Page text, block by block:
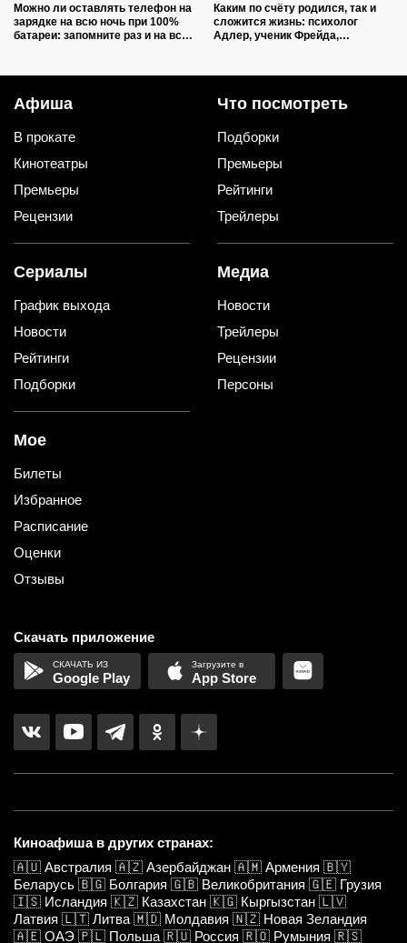
Можно ли оставлять телефон на
зарядке на всю ночь при 100%
батареи: запомните раз и на всю
Каким по счёту родился, так и
сложится жизнь: психолог
Адлер, ученик Фрейда,
Афиша
В прокате
Кинотеатры
Премьеры
Рецензии
Что посмотреть
Подборки
Премьеры
Рейтинги
Трейлеры
Сериалы
График выхода
Новости
Рейтинги
Подборки
Медиа
Новости
Трейлеры
Рецензии
Персоны
Мое
Билеты
Избранное
Расписание
Оценки
Отзывы
Скачать приложение
Google Play App Store
Киноафиша в других странах:
🇦🇺 Австралия 🇦🇿 Азербайджан 🇦🇲 Армения 🇧🇾
Беларусь 🇧🇬 Болгария 🇬🇧 Великобритания 🇬🇪 Грузия
🇮🇸 Исландия 🇰🇿 Казахстан 🇰🇬 Кыргызстан 🇱🇻
Латвия 🇱🇹 Литва 🇲🇩 Молдавия 🇳🇿 Новая Зеландия
🇦🇪 ОАЭ 🇵🇱 Польша 🇷🇺 Россия 🇷🇴 Румыния 🇷🇸